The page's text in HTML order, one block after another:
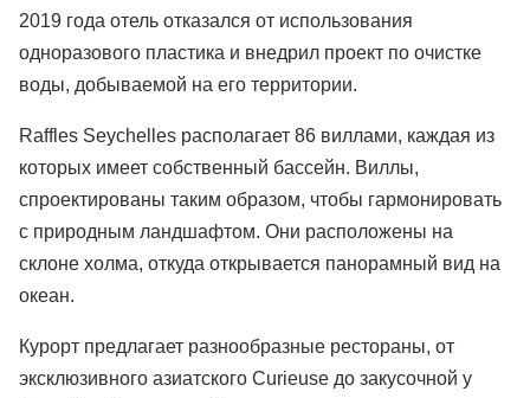
2019 года отель отказался от использования
одноразового пластика и внедрил проект по очистке
воды, добываемой на его территории.
Raffles Seychelles располагает 86 виллами, каждая из
которых имеет собственный бассейн. Виллы,
спроектированы таким образом, чтобы гармонировать
с природным ландшафтом. Они расположены на
склоне холма, откуда открывается панорамный вид на
океан.
Курорт предлагает разнообразные рестораны, от
эксклюзивного азиатского Curieuse до закусочной у